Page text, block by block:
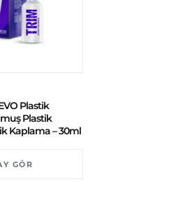
Plastik
Plastik
Kaplama – 30ml
GÖR